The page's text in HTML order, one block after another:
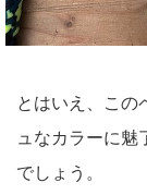
とはいえ、この
ュなカラーに魅
でしょう。